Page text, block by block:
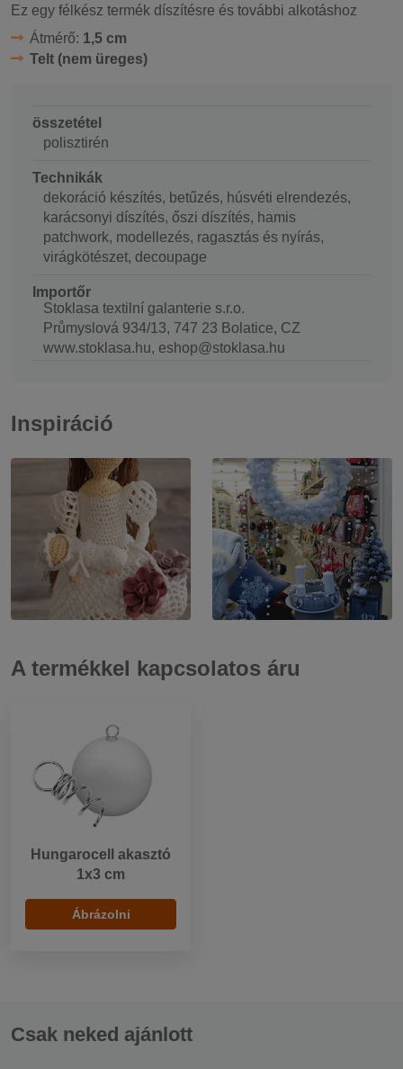
Ez egy félkész termék díszítésre és további alkotáshoz
Átmérő: 1,5 cm
Telt (nem üreges)
összetétel
polisztirén
Technikák
dekoráció készítés, betűzés, húsvéti elrendezés,
karácsonyi díszítés, őszi díszítés, hamis
patchwork, modellezés, ragasztás és nyírás,
virágkötészet, decoupage
Importőr
Stoklasa textilní galanterie s.r.o.
Průmyslová 934/13, 747 23 Bolatice, CZ
www.stoklasa.hu, eshop@stoklasa.hu
Inspiráció
A termékkel kapcsolatos áru
Hungarocell akasztó
1x3 cm
Ábrázolni
Csak neked ajánlott